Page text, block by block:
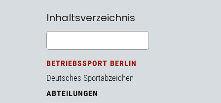
Inhaltsverzeichnis
BETRIEBSSPORT BERLIN
Deutsches Sportabzeichen
ABTEILUNGEN